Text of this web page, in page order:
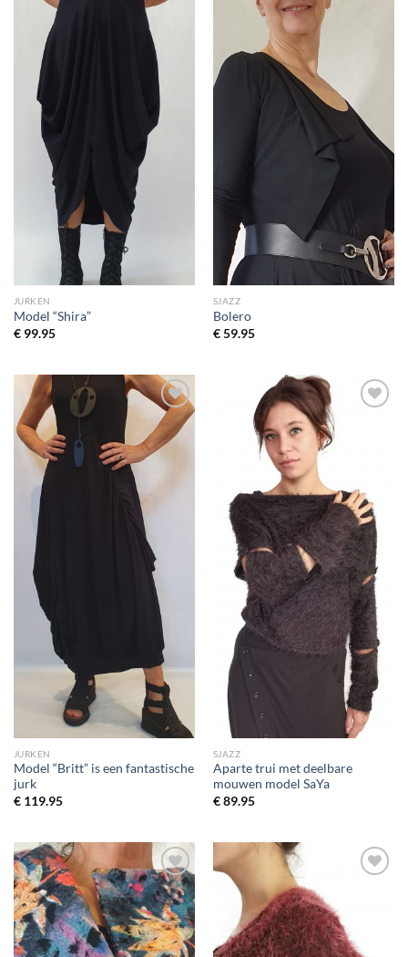
JURKEN
Model “Shira”
€99.95
SJAZZ
Bolero
€59.95
Toevoegen
aan
wenslijst
JURKEN
Model “Britt” is een fantastische
jurk
€119.95
Toevoegen
SJAZZ
Aparte trui met deelbare
mouwen model SaYa
€89.95
Toevoegen
aan
wenslijst
wenslijst